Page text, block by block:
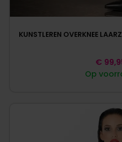
KUNSTLEREN OVERKNEE
Op
€